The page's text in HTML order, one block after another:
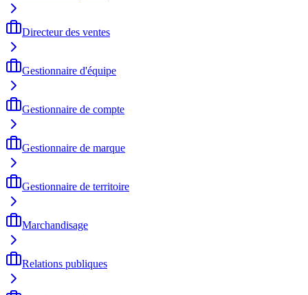
Directeur des ventes
Gestionnaire d'équipe
Gestionnaire de compte
Gestionnaire de marque
Gestionnaire de territoire
Marchandisage
Relations publiques